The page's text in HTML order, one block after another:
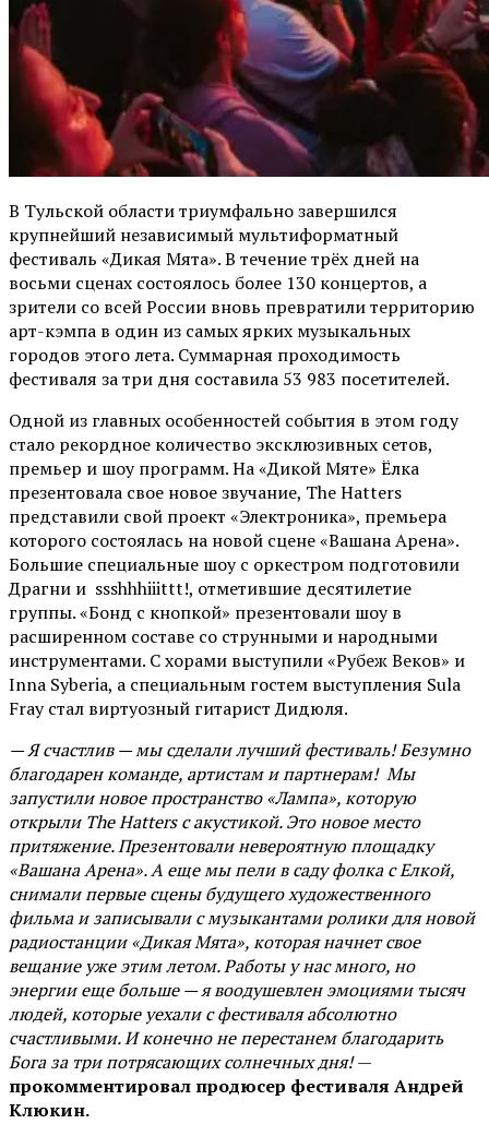
В Тульской области триумфально завершился
крупнейший независимый мультиформатный
фестиваль «Дикая Мята». В течение трёх дней на
восьми сценах состоялось более 130 концертов, а
зрители со всей России вновь превратили территорию
арт-кэмпа в один из самых ярких музыкальных
городов этого лета. Суммарная проходимость
фестиваля за три дня составила 53 983 посетителей.
Одной из главных особенностей события в этом году
стало рекордное количество эксклюзивных сетов,
премьер и шоу программ. На «Дикой Мяте» Ёлка
презентовала свое новое звучание, The Hatters
представили свой проект «Электроника», премьера
которого состоялась на новой сцене «Вашана Арена».
Большие специальные шоу с оркестром подготовили
Драгни и ssshhhiiittt!, отметившие десятилетие
группы. «Бонд с кнопкой» презентовали шоу в
расширенном составе со струнными и народными
инструментами. С хорами выступили «Рубеж Веков» и
Inna Syberia, а специальным гостем выступления Sula
Fray стал виртуозный гитарист Дидюля.
— Я счастлив — мы сделали лучший фестиваль! Безумно
благодарен команде, артистам и партнерам! Мы
запустили новое пространство «Лампа», которую
открыли The Hatters с акустикой. Это новое место
притяжение. Презентовали невероятную площадку
«Вашана Арена». А еще мы пели в саду фолка с Елкой,
снимали первые сцены будущего художественного
фильма и записывали с музыкантами ролики для новой
радиостанции «Дикая Мята», которая начнет свое
вещание уже этим летом. Работы у нас много, но
энергии еще больше — я воодушевлен эмоциями тысяч
людей, которые уехали с фестиваля абсолютно
счастливыми. И конечно не перестанем благодарить
Бога за три потрясающих солнечных дня!—
прокомментировал продюсер фестиваля Андрей
Клюкин.